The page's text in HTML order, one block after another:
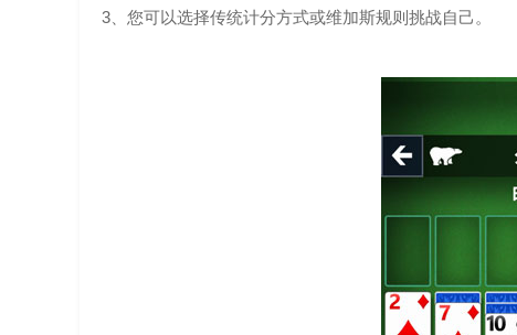
3、您可以选择传统计分方式或维加斯规则挑战自己。